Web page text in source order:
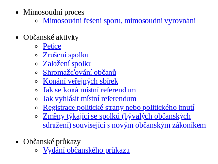
Mimosoudní proces
Mimosoudní řešení sporu, mimosoudní vyrovnání
Občanské aktivity
Petice
Zrušení spolku
Založení spolku
Shromažďování občanů
Konání veřejných sbírek
Jak se koná místní referendum
Jak vyhlásit místní referendum
Registrace politické strany nebo politického hnutí
Změny týkající se spolků (bývalých občanských
sdružení) související s novým občanským zákoníkem
Občanské průkazy
Vydání občanského průkazu